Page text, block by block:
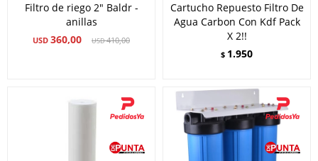
Filtro de riego 2" Baldr -
anillas
USD 360,00 USD410,00
Cartucho Repuesto Filtro De
Agua Carbon Con Kdf Pack
X 2!!
$ 1.950